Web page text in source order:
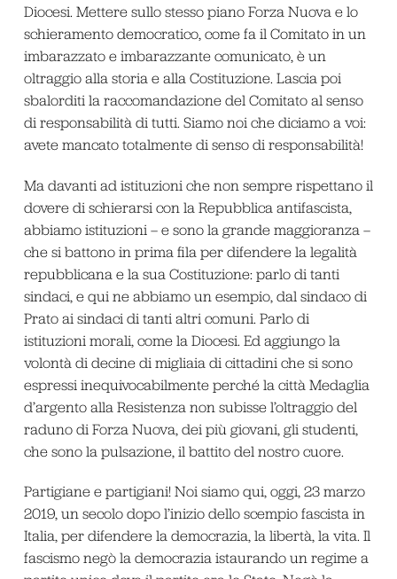
Diocesi. Mettere sullo stesso piano Forza Nuova e lo
schieramento democratico, come fa il Comitato in un
imbarazzato e imbarazzante comunicato, è un
oltraggio alla storia e alla Costituzione. Lascia poi
sbalorditi la raccomandazione del Comitato al senso
di responsabilità di tutti. Siamo noi che diciamo a voi:
avete mancato totalmente di senso di responsabilità!
Ma davanti ad istituzioni che non sempre rispettano il
dovere di schierarsi con la Repubblica antifascista,
abbiamo istituzioni – e sono la grande maggioranza –
che si battono in prima fila per difendere la legalità
repubblicana e la sua Costituzione: parlo di tanti
sindaci, e qui ne abbiamo un esempio, dal sindaco di
Prato ai sindaci di tanti altri comuni. Parlo di
istituzioni morali, come la Diocesi. Ed aggiungo la
volontà di decine di migliaia di cittadini che si sono
espressi inequivocabilmente perché la città Medaglia
d’argento alla Resistenza non subisse l’oltraggio del
raduno di Forza Nuova, dei più giovani, gli studenti,
che sono la pulsazione, il battito del nostro cuore.
Partigiane e partigiani! Noi siamo qui, oggi, 23 marzo
2019, un secolo dopo l’inizio dello scempio fascista in
Italia, per difendere la democrazia, la libertà, la vita. Il
fascismo negò la democrazia istaurando un regime a